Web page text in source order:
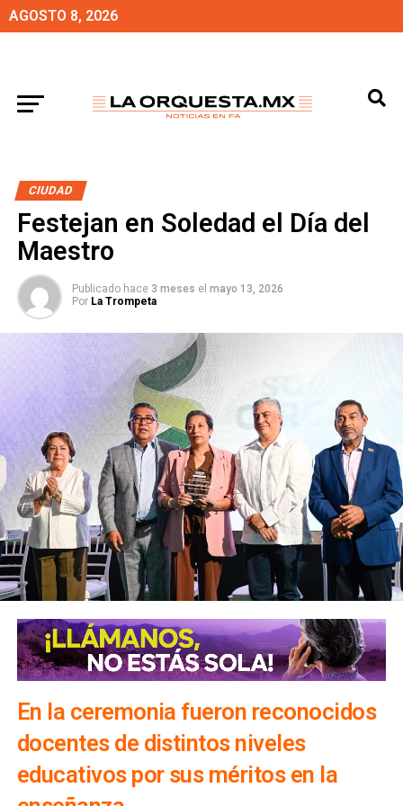
AGOSTO 8, 2026
CIUDAD
Festejan en Soledad el Día del
Maestro
Publicado hace 3 meses el mayo 13, 2026
Por La Trompeta
En la ceremonia fueron reconocidos
docentes de distintos niveles
educativos por sus méritos en la